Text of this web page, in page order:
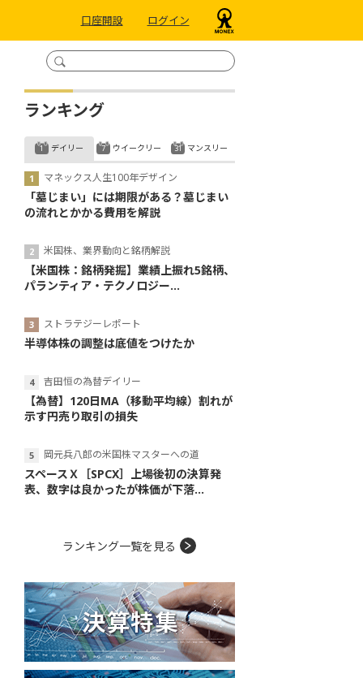
口座開設 ログイン
ランキング
デイリー
マネックス人生100年デザイン
「墓じまい」には期限がある？墓じまい
の流れとかかる費用を解説
米国株、業界動向と銘柄解説
【米国株：銘柄発掘】業績上振れ5銘柄、
パランティア・テクノロジー...
ストラテジーレポート
半導体株の調整は底値をつけたか
吉田恒の為替デイリー
【為替】120日MA（移動平均線）割れが
示す円売り取引の損失
岡元兵八郎の米国株マスターへの道
スペースＸ［SPCX］上場後初の決算発
表、数字は良かったが株価が下落...
ウイークリー マンスリー
ランキング一覧を見る